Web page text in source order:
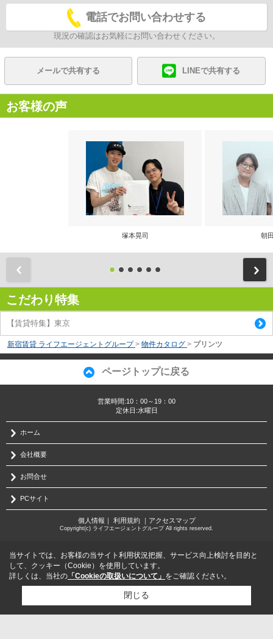
電話でお問い合わせする
現況の確認はお気軽にお問い合わせください。
メールで共有する LINEで共有する
お客様の声
塚本晃司 朝
こだわり特集
【賃貸特集】東京
新宿賃貸 ライフエージェントグループ > 物件カタログ > プリンツ
ページトップに戻る
営業時間:10：00～19：00
定休日:水曜日
ホーム
会社概要
お問合せ
PCサイト
個人情報 利用規約｜ アクセスマップ
Copyright(c) ライフエージェントグループ All rights reserved.
当サイトでは、お客様の当サイト利用状況把握、サービス向上検討を目的と
して、クッキー（Cookie）を使用しています。
詳しくは、当社の 「Cookieの取扱いについて」 をご確認ください。
閉じる